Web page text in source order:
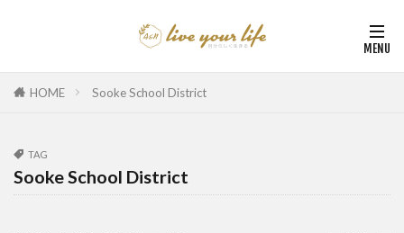
HOME Sooke School District
TAG
Sooke School District